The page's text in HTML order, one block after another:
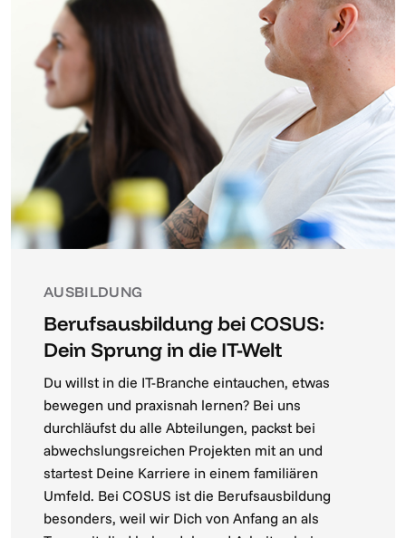
AUSBILDUNG
Berufsausbildung bei COSUS:
Dein Sprung in die IT-Welt
Du willst in die IT-Branche eintauchen, etwas
bewegen und praxisnah lernen? Bei uns
durchläufst du alle Abteilungen, packst bei
abwechslungsreichen Projekten mit an und
startest Deine Karriere in einem familiären
Umfeld. Bei COSUS ist die Berufsausbildung
besonders, weil wir Dich von Anfang an als